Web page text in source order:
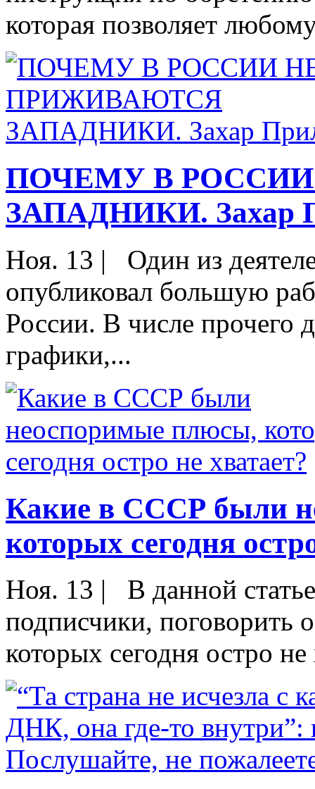
которая позволяет
ПОЧЕМУ В
ЗАПАДНИКИ. Захар
Ноя. 13 |
Один из
опубликовал большую
России. В числе прочего
графики,...
Какие в СССР были
которых сегодня
Ноя. 13 |
В данной
подписчики,
которых сегодня остро